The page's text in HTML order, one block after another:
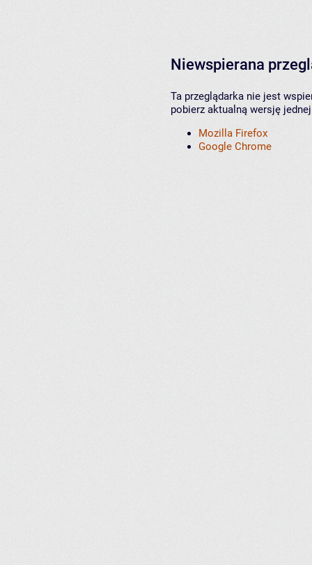
Niewspierana
Ta przeglądarka nie jest
pobierz aktualną wersję
Mozilla Firefox
Google Chrome